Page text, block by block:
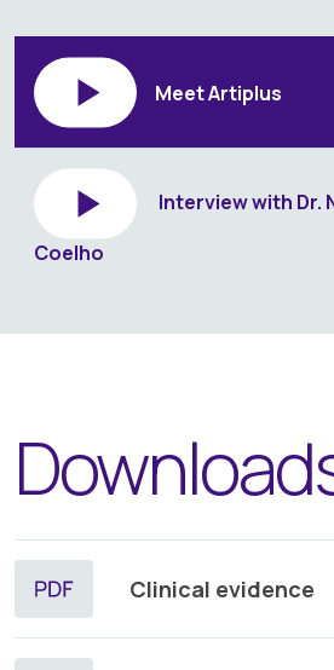
Meet Artiplus
Interview with Dr.
Coelho
Clinical evidence